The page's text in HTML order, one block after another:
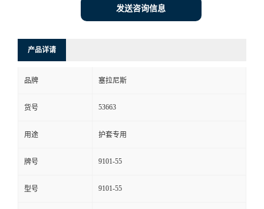
发送咨询信息
产品详请
品牌 塞拉尼斯
货号 53663
用途 护套专用
牌号 9101-55
型号 9101-55